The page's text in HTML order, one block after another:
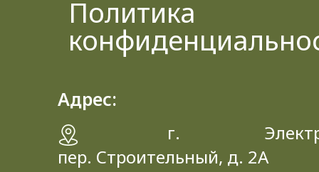
Политика
Адрес:
г.
пер. Строительный, д. 2A